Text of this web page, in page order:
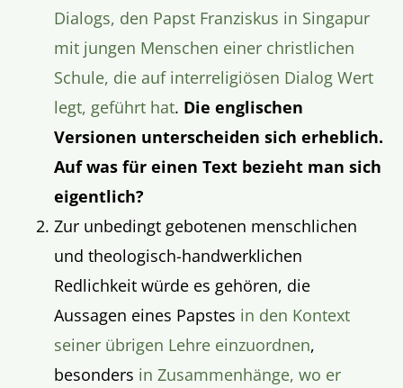
Dialogs, den Papst Franziskus in Singapur
mit jungen Menschen einer christlichen
Schule, die auf interreligiösen Dialog Wert
legt, geführt hat. Die englischen
Versionen unterscheiden sich erheblich.
Auf was für einen Text bezieht man sich
eigentlich?
Zur unbedingt gebotenen menschlichen
und theologisch-handwerklichen
Redlichkeit würde es gehören, die
Aussagen eines Papstes in den Kontext
seiner übrigen Lehre einzuordnen,
besonders in Zusammenhänge, wo er